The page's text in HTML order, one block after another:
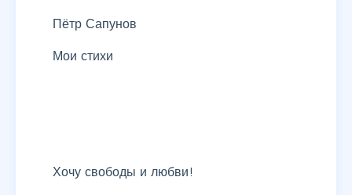
Пётр Сапунов
Мои стихи
Хочу свободы и любви!